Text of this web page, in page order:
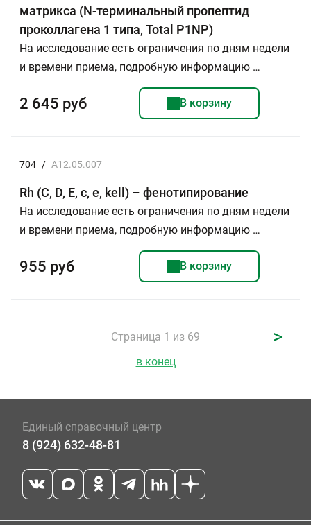
матрикса (N-терминальный пропептид
проколлагена 1 типа, Total P1NP)
На исследование есть ограничения по дням недели
и времени приема, подробную информацию …
2 645 руб В корзину
704 / A12.05.007
Rh (C, D, E, c, e, kell) – фенотипирование
На исследование есть ограничения по дням недели
и времени приема, подробную информацию …
955 руб В корзину
Страница 1 из 69 >
в конец
Единый справочный центр
8 (924) 632-48-81